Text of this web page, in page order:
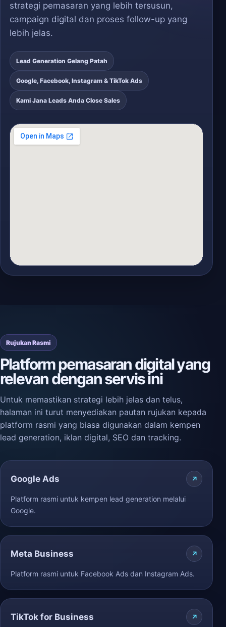
strategi pemasaran yang lebih tersusun,
campaign digital dan proses follow-up yang
lebih jelas.
Lead Generation Gelang Patah
Google, Facebook, Instagram & TikTok Ads
Kami Jana Leads Anda Close Sales
Rujukan Rasmi
Platform pemasaran digital yang
relevan dengan servis ini
Untuk memastikan strategi lebih jelas dan telus,
halaman ini turut menyediakan pautan rujukan kepada
platform rasmi yang biasa digunakan dalam kempen
lead generation, iklan digital, SEO dan tracking.
Google Ads
Platform rasmi untuk kempen lead generation melalui
Google.
Meta Business
Platform rasmi untuk Facebook Ads dan Instagram Ads.
TikTok for Business